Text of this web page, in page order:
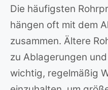
Die häufigsten
hängen oft mit dem
zusammen. Ältere
zu Ablagerungen
wichtig, regelmäßig